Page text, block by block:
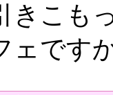
きこも
ェです